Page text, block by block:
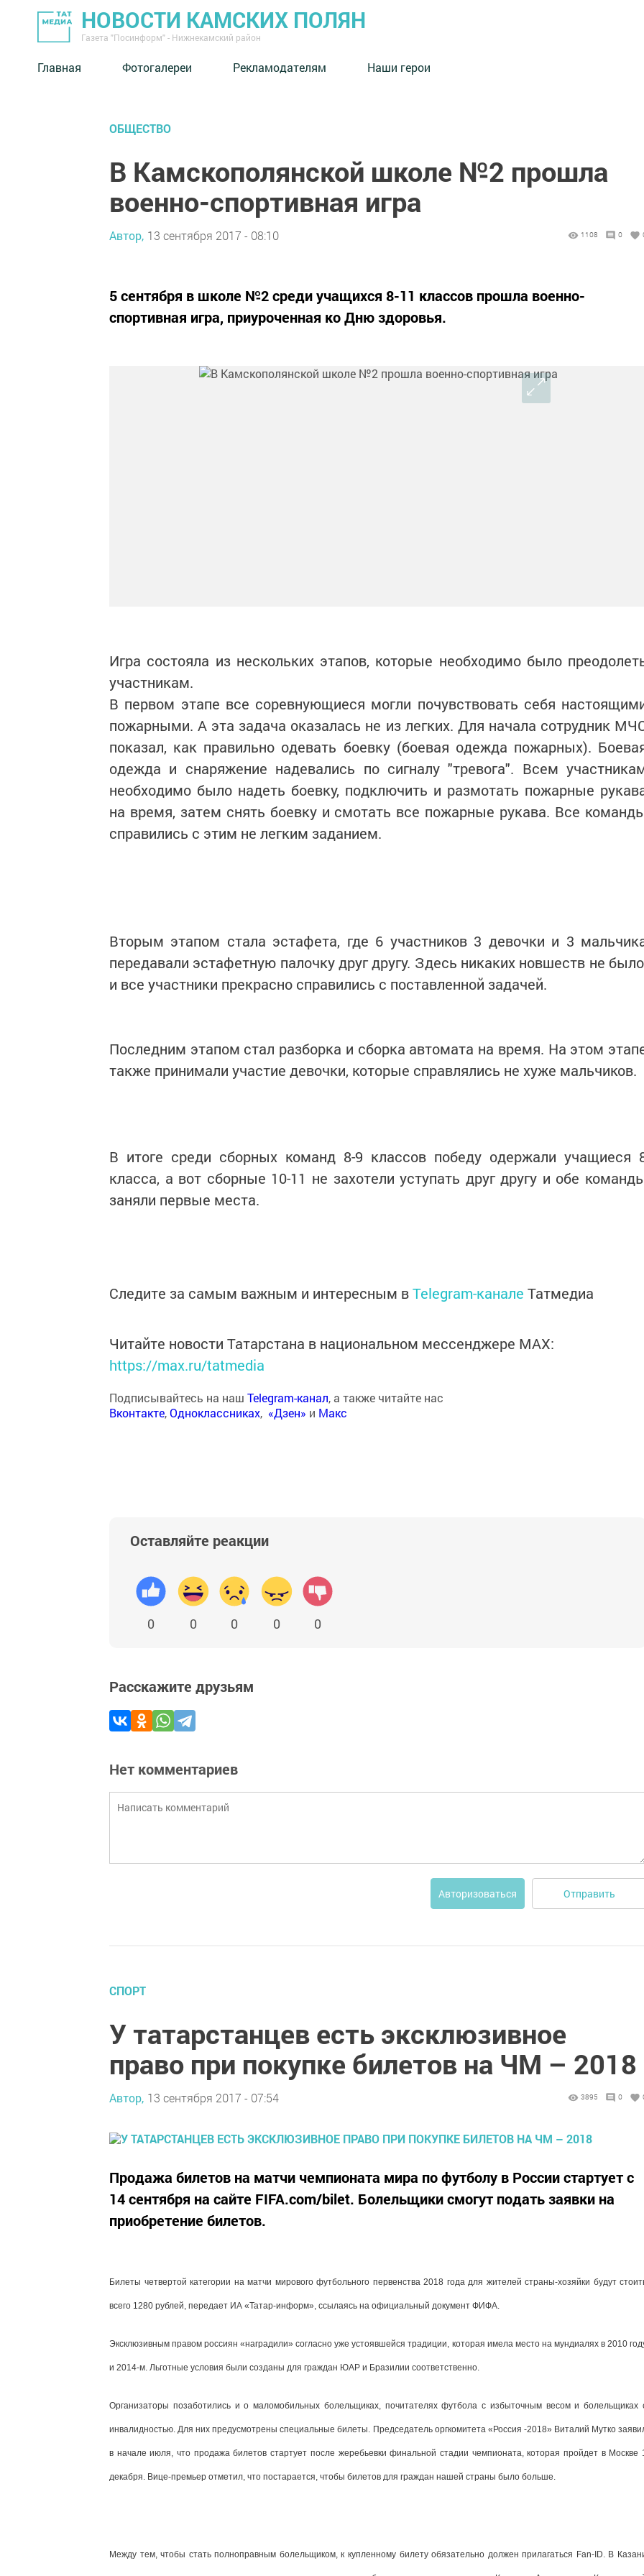
НОВОСТИ КАМСКИХ ПОЛЯН
Газета "Посинформ" - Нижнекамский район
Главная Фотогалереи Рекламодателям Наши герои
ОБЩЕСТВО
В Камскополянской школе №2 прошла
военно-спортивная игра
Автор, 13 сентября 2017 - 08:10 1108 0
5 сентября в школе №2 среди учащихся 8-11 классов прошла военно-
спортивная игра, приуроченная ко Дню здоровья.
Игра состояла из нескольких этапов, которые необходимо было
участникам.
В первом этапе все соревнующиеся могли почувствовать себя
пожарными. А эта задача оказалась не из легких. Для начала сотрудник
показал, как правильно одевать боевку (боевая одежда пожарных).
одежда и снаряжение надевались по сигналу "тревога". Всем
необходимо было надеть боевку, подключить и размотать пожарные
на время, затем снять боевку и смотать все пожарные рукава. Все
справились с этим не легким заданием.
Вторым этапом стала эстафета, где 6 участников 3 девочки и 3
передавали эстафетную палочку друг другу. Здесь никаких новшеств не
и все участники прекрасно справились с поставленной задачей.
Последним этапом стал разборка и сборка автомата на время. На этом
также принимали участие девочки, которые справлялись не хуже мальчиков.
В итоге среди сборных команд 8-9 классов победу одержали учащиеся
класса, а вот сборные 10-11 не захотели уступать друг другу и обе
заняли первые места.
Следите за самым важным и интересным вTelegram-канале Татмедиа
Читайте новости Татарстана в национальном мессенджере MАХ:
https://max.ru/tatmedia
Подписывайтесь на наш Telegram-канал, а также читайте нас
Вконтакте,Одноклассниках, «Дзен» и Макс
Оставляйте реакции
0 0 0 0 0
Расскажите друзьям
Нет комментариев
Авторизоваться Отправить
СПОРТ
У татарстанцев есть эксклюзивное
право при покупке билетов на ЧМ – 2018
Автор, 13 сентября 2017 - 07:54 3895 0
Продажа билетов на матчи чемпионата мира по футболу в России стартует с
14 сентября на сайте FIFA.com/bilet. Болельщики смогут подать заявки на
приобретение билетов.
Билеты четвертой категории на матчи мирового футбольного первенства 2018 года для жителей страны-хозяйки будут
всего 1280 рублей, передает ИА «Татар-информ», ссылаясь на официальный документ ФИФА.
Эксклюзивным правом россиян «наградили» согласно уже устоявшейся традиции, которая имела место на мундиалях в 2010
и 2014-м. Льготные условия были созданы для граждан ЮАР и Бразилии соответственно.
Организаторы позаботились и о маломобильных болельщиках, почитателях футбола с избыточным весом и болельщиках
инвалидностью. Для них предусмотрены специальные билеты. Председатель оргкомитета «Россия -2018» Виталий Мутко
в начале июля, что продажа билетов стартует после жеребьевки финальной стадии чемпионата, которая пройдет в Москве
декабря. Вице-премьер отметил, что постарается, чтобы билетов для граждан нашей страны было больше.
Между тем, чтобы стать полноправным болельщиком, к купленному билету обязательно должен прилагаться Fan-ID. В